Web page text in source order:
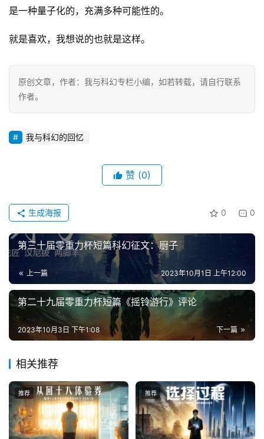
是一种量子化的，充满多种可能性的。
就是喜欢，我想说的也就是这样。
原创文章，作者：我与科幻专栏小编，如若转载，请自行联系
作者。
我与科幻的回忆
赞 (0)
0 0
生成海报
第三十届零重力杯短篇科幻征文：厨子
上一篇 2023年10月1日 上午12:00
第二十九届零重力杯短篇《摇铃游行》评论
下一篇
2023年10月3日 下午1:08
相关推荐
推荐 推荐